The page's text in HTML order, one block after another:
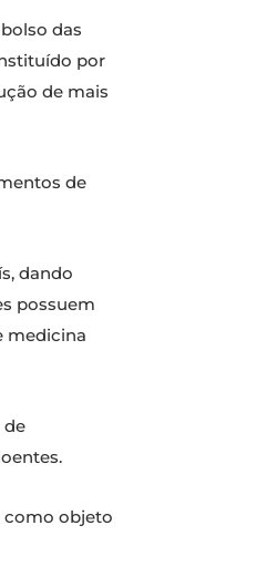
das
por
de mais
de
dando
possuem
medicina
de
como objeto